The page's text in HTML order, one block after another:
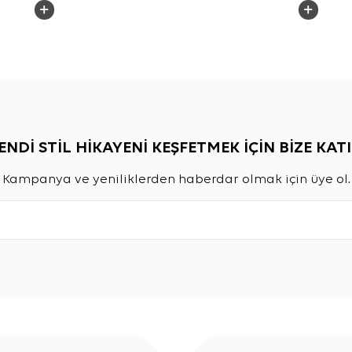
STİL HİKAYENİ KEŞFETMEK İÇİN BİZE
Kampanya ve yeniliklerden haberdar olmak için üye ol.